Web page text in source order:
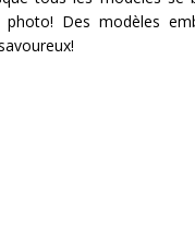
Des modèles